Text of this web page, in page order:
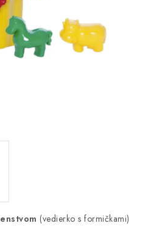
podmienky
súťaží na Facebooku
(vedierko s formičkami)